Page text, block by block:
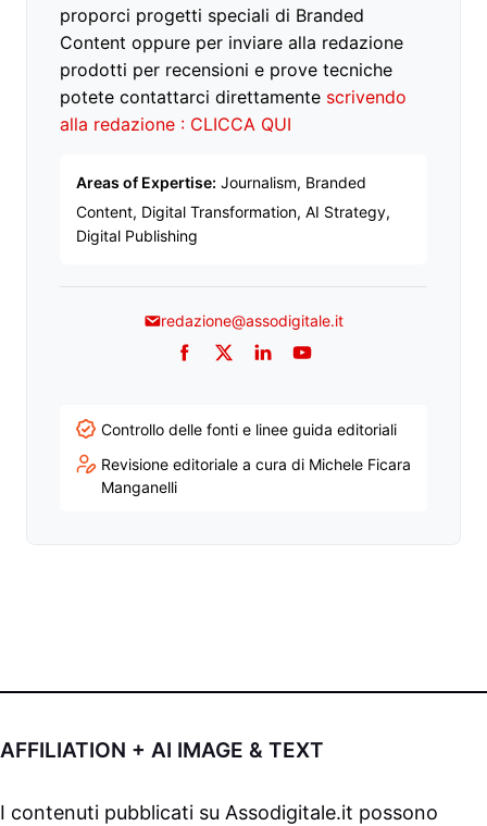
proporci progetti speciali di Branded
Content oppure per inviare alla redazione
prodotti per recensioni e prove tecniche
potete contattarci direttamente scrivendo
alla redazione : CLICCA QUI
Areas of Expertise: Journalism, Branded
Content, Digital Transformation, AI Strategy,
Digital Publishing
redazione@assodigitale.it
Facebook
TwitterLinkedInYouTube
Controllo delle fonti e linee guida editoriali
Revisione editoriale a cura di Michele Ficara
Manganelli
AFFILIATION + AI IMAGE & TEXT
I contenuti pubblicati su Assodigitale.it possono